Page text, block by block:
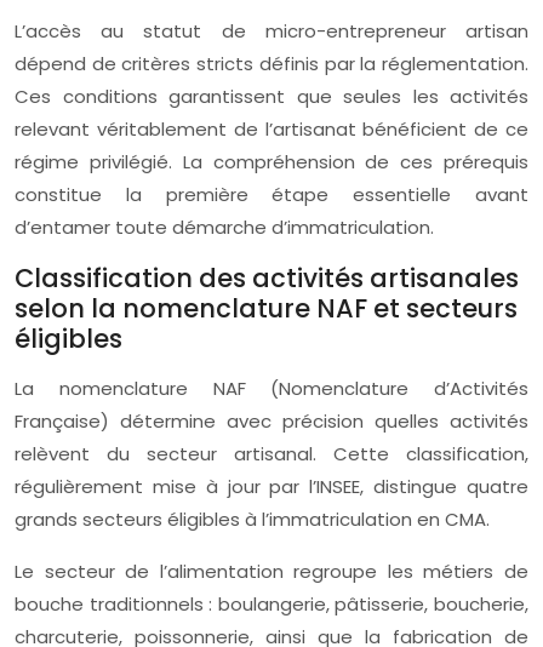
L’accès au statut de micro-entrepreneur artisan
dépend de critères stricts définis par la réglementation.
Ces conditions garantissent que seules les activités
relevant véritablement de l’artisanat bénéficient de ce
régime privilégié. La compréhension de ces prérequis
constitue la première étape essentielle avant
d’entamer toute démarche d’immatriculation.
Classification des activités artisanales
selon la nomenclature NAF et secteurs
éligibles
La nomenclature NAF (Nomenclature d’Activités
Française) détermine avec précision quelles activités
relèvent du secteur artisanal. Cette classification,
régulièrement mise à jour par l’INSEE, distingue quatre
grands secteurs éligibles à l’immatriculation en CMA.
Le secteur de l’alimentation regroupe les métiers de
bouche traditionnels : boulangerie, pâtisserie, boucherie,
charcuterie, poissonnerie, ainsi que la fabrication de